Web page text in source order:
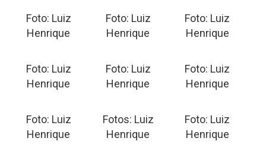
Foto: Luiz
Henrique
Foto: Luiz
Henrique
Foto: Luiz
Henrique
Foto: Luiz
Henrique
Foto: Luiz
Henrique
Foto: Luiz
Henrique
Foto: Luiz
Henrique
Fotos: Luiz
Henrique
Foto: Luiz
Henrique